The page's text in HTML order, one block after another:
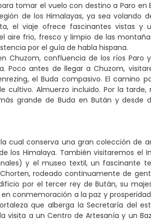
tomar el vuelo con destino a Paro en
de los Himalayas, ya sea volando
el viaje ofrece fascinantes vistas y
aire frio, fresco y limpio de las
por el guía de habla hispana.
Chuzom, confluencia de los ríos Paro
Poco antes de llegar a Chuzom,
el Buda compasivo. El camino
Almuerzo incluido. Por la tarde,
grande de Buda en Bután y desde
cual conserva una gran colección de
los Himalaya. También visitaremos el
y el museo textil, un fascinante
rodeado continuamente de
por el tercer rey de Bután, su
conmemoración a la paz y
que alberga la Secretaría del
visita a un Centro de Artesanía y un